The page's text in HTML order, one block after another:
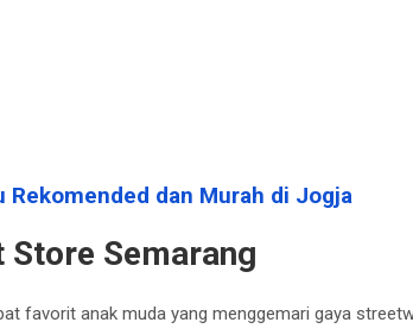
Rekomended dan Murah di Jogja
Store Semarang
favorit anak muda yang menggemari gaya